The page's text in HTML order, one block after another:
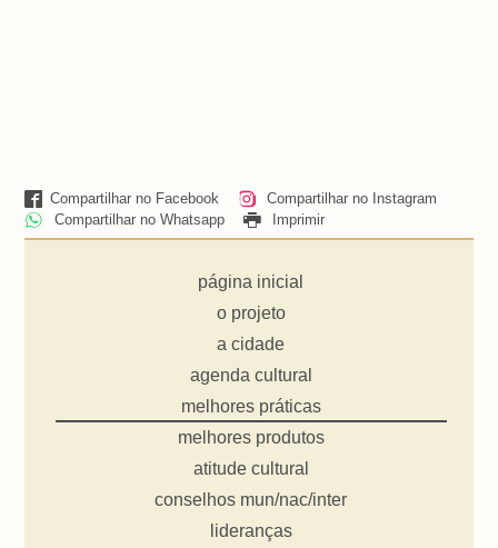
Compartilhar no Facebook
Compartilhar no Instagram
Compartilhar no Whatsapp
Imprimir
página inicial
o projeto
a cidade
agenda cultural
melhores práticas
melhores produtos
atitude cultural
conselhos mun/nac/inter
lideranças